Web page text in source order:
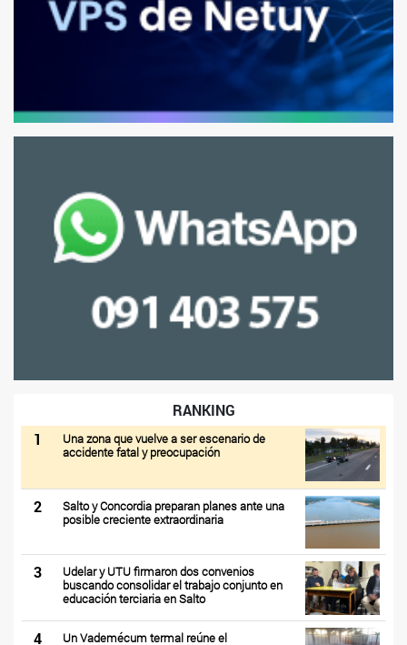
RANKING
1
Una zona que vuelve a ser escenario de
accidente fatal y preocupación
2
Salto y Concordia preparan planes ante una
posible creciente extraordinaria
3
Udelar y UTU firmaron dos convenios
buscando consolidar el trabajo conjunto en
educación terciaria en Salto
4
Un Vademécum termal reúne el